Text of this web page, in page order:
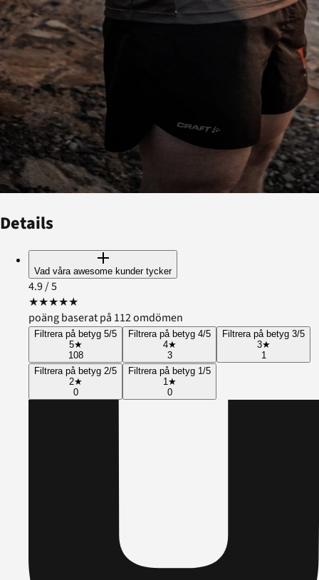
Details
Vad våra awesome kunder tycker
4.9/ 5
★★★★★
poäng baserat på 112 omdömen
Filtrera på betyg 5/5
5★
108
Filtrera på betyg 4/5
4★
3
Filtrera på betyg 3/5
3★
1
Filtrera på betyg 2/5
2★
0
Filtrera på betyg 1/5
1★
0